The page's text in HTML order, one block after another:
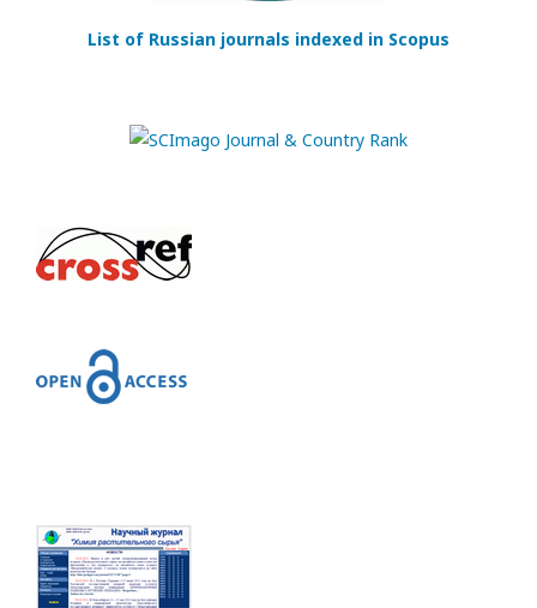
List of Russian journals indexed in Scopus